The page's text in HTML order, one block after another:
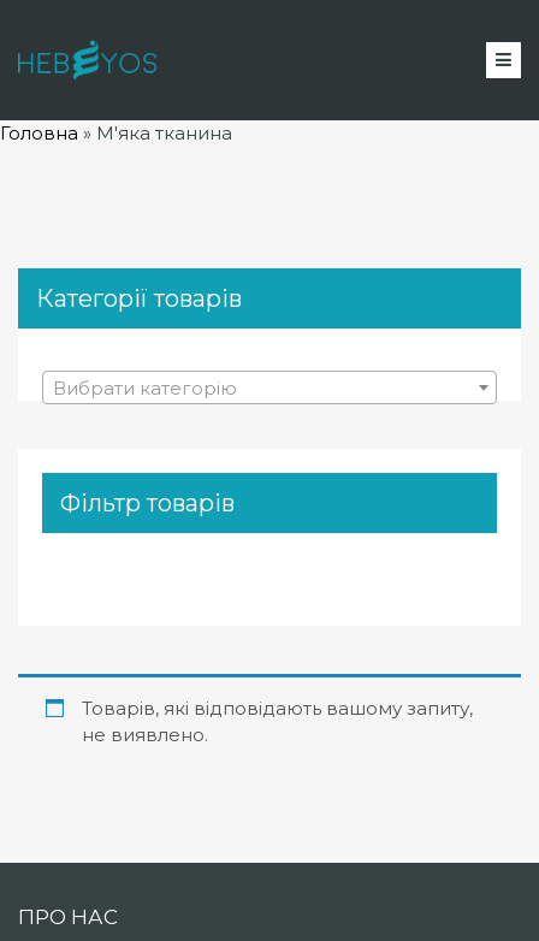
Головна » М'яка тканина
Категорії товарів
Вибрати категорію
Фільтр товарів
Товарів, які відповідають вашому запиту,
не виявлено.
ПРО НАС